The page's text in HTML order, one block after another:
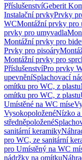
PříslušenstvíGeberit
Instalační prvkyPrvky
WCMontážní prvky pro
prvky pro umyvadla
Montážní prvky pro
Prvky pro pisoáry
Montážní prvky pro
PříslušenstvíPro prvky
upevněníSplachovací
omítku pro WC, z plastu
omítku pro WC, z plastu
Umístěné na WC míse
VysokopoloženéNízko a
středněpoložené
sanitární keramiky
pro WC, ze sanitární
pro Umístěný na WC
nádržky na omítku